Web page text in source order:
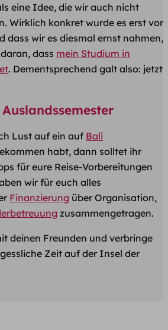
eine Idee, die wir auch nicht
Wirklich konkret wurde es erst vor
dass wir es diesmal ernst nahmen,
dass mein Studium in
. Dementsprechend galt also: jetzt
Lust auf ein auf Bali
habt, dann solltet ihr
für eure Reise-Vorbereitungen
wir für euch alles
Finanzierung über Organisation,
zusammengetragen.
deinen Freunden​ und verbringe
Zeit auf der Insel der